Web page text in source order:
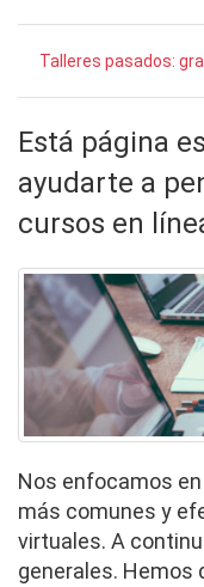
Talleres pasados:
Está página
ayudarte a
cursos en
Nos enfocamos
más comunes y
virtuales. A
generales. Hemos